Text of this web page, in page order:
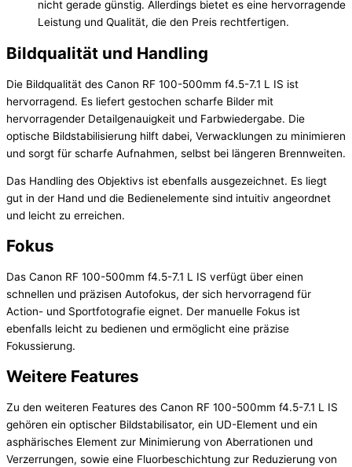
nicht gerade günstig. Allerdings bietet es eine hervorragende
Leistung und Qualität, die den Preis rechtfertigen.
Bildqualität und Handling
Die Bildqualität des Canon RF 100-500mm f4.5-7.1 L IS ist
hervorragend. Es liefert gestochen scharfe Bilder mit
hervorragender Detailgenauigkeit und Farbwiedergabe. Die
optische Bildstabilisierung hilft dabei, Verwacklungen zu minimieren
und sorgt für scharfe Aufnahmen, selbst bei längeren Brennweiten.
Das Handling des Objektivs ist ebenfalls ausgezeichnet. Es liegt
gut in der Hand und die Bedienelemente sind intuitiv angeordnet
und leicht zu erreichen.
Fokus
Das Canon RF 100-500mm f4.5-7.1 L IS verfügt über einen
schnellen und präzisen Autofokus, der sich hervorragend für
Action- und Sportfotografie eignet. Der manuelle Fokus ist
ebenfalls leicht zu bedienen und ermöglicht eine präzise
Fokussierung.
Weitere Features
Zu den weiteren Features des Canon RF 100-500mm f4.5-7.1 L IS
gehören ein optischer Bildstabilisator, ein UD-Element und ein
asphärisches Element zur Minimierung von Aberrationen und
Verzerrungen, sowie eine Fluorbeschichtung zur Reduzierung von